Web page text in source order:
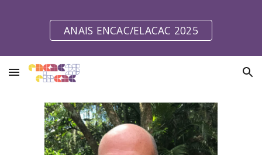
Skip to main content Skip to navigation
ANAIS ENCAC/ELACAC 2025